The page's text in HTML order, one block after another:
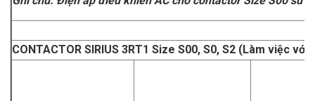
CONTACTOR SIRIUS 3RT1 Size S00, S0, S2 (Làm việc